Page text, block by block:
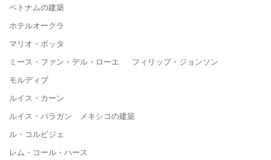
ベトナムの建築
ホテルオークラ
マリオ・ボッタ
ミース・ファン・デル・ローエ フィリップ・ジョンソン
モルディブ
ルイス・カーン
ルイス・バラガン メキシコの建築
ル・コルビジェ
レム・コール・ハース